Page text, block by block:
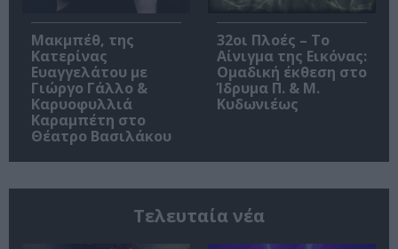
Μακμπέθ, της
Κατερίνας
Ευαγγελάτου με
Γιώργο Γάλλο &
Καρυοφυλλιά
Καραμπέτη στο
Θέατρο Βασιλάκου
32οι Πλοές – Το
Αίνιγμα της Εικόνας:
Ομαδική έκθεση στο
Ίδρυμα Π. & Μ.
Κυδωνιέως
Τελευταία νέα